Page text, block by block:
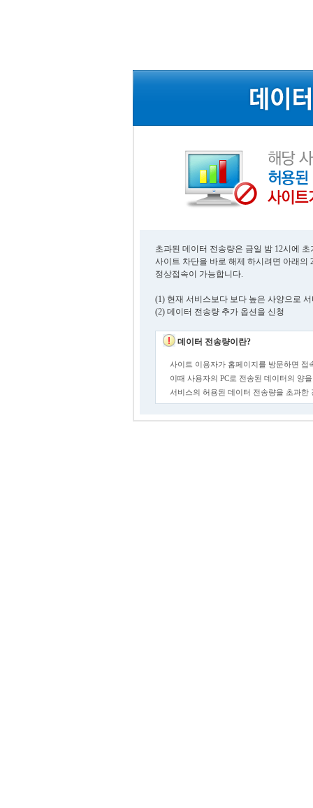
초과된 데이터 전송량은 금일 밤 12시에
사이트 차단을 바로 해제 하시려면 아래의
정상접속이 가능합니다.
(1) 현재 서비스보다 보다 높은 사양으로
(2) 데이터 전송량 추가 옵션을 신청
데이터 전송량이란?
사이트 이용자가 홈페이지를 방문하면 접
이때 사용자의 PC로 전송된 데이터의 양
서비스의 허용된 데이터 전송량을 초과